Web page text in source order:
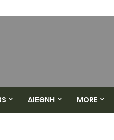
ΔΙΕΘΝΗ MORE